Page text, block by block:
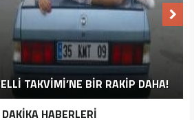
TAKVİMİ’NE BİR RAKİP DAHA!
İYİ ‘KURBAN BAYRAMI’ CAPSLERİ!
SÖYLEMEYEN ESNAF GÖRDÜNÜZ
MÜ?
FOTOĞRAFLARLA HIZAN
FOTOĞRAFLARLA BITLIS
FOTOĞRAFLARLA TATVAN
FOTOĞRAFLARLA GÜROYMAK
FOTOĞRAFLARLA AHLAT
FOTOĞRAFLARLA ADILCEVAZ
FOTOĞRAFLARLA MUTKI
HABERLERİ